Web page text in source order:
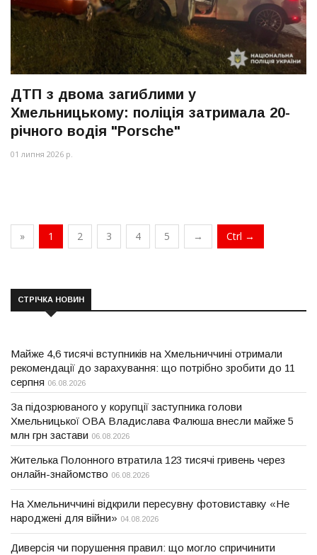
ДТП з двома загиблими у
Хмельницькому: поліція затримала 20-
річного водія "Porsche"
01 липня 2026 р.
» 1 2 3 4 5 → Ctrl →
СТРІЧКА НОВИН
Майже 4,6 тисячі вступників на Хмельниччині отримали
рекомендації до зарахування: що потрібно зробити до 11
серпня 06.08.2026
За підозрюваного у корупції заступника голови
Хмельницької ОВА Владислава Фалюша внесли майже 5
млн грн застави 06.08.2026
Жителька Полонного втратила 123 тисячі гривень через
онлайн-знайомство 06.08.2026
На Хмельниччині відкрили пересувну фотовиставку «Не
народжені для війни» 04.08.2026
Диверсія чи порушення правил: що могло спричинити